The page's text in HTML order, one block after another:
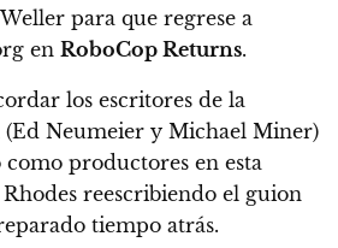
para que regrese a
en RoboCop Returns.
los escritores de la
Neumeier y Michael Miner)
productores en esta
Rhodes reescribiendo el guion
tiempo atrás.